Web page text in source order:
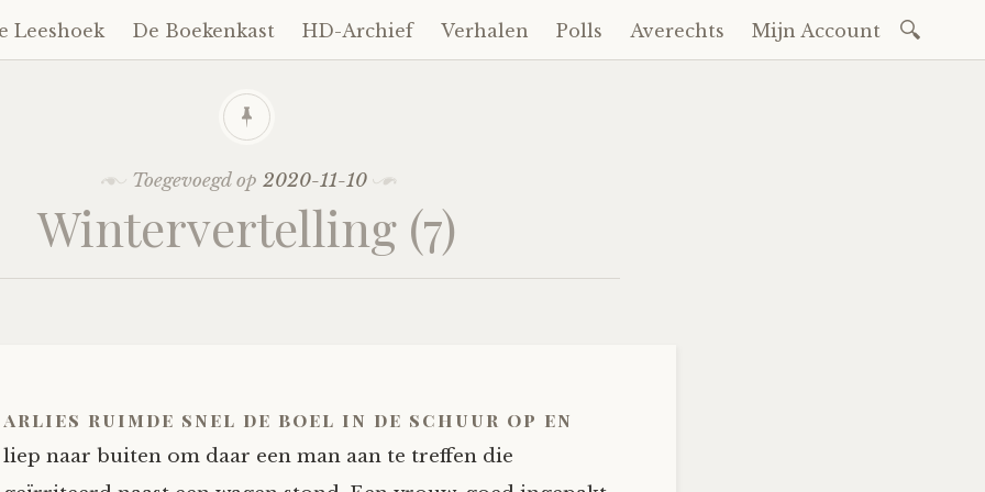
Leeshoek De Boekenkast HD-Archief Verhalen Polls Averechts Mijn Account
Toegevoegd op2020-11-10
Wintervertelling (7)
arlies ruimde snel de boel in de schuur op en
liep naar buiten om daar een man aan te treffen die